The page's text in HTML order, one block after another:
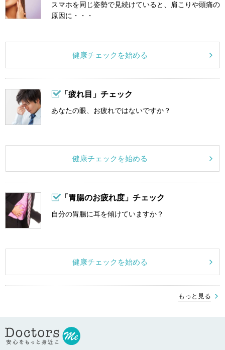
スマホを同じ姿勢で見続けていると、肩こりや頭痛の
原因に・・・
健康チェックを始める
「疲れ目」チェック
あなたの眼、お疲れではないですか？
健康チェックを始める
「胃腸のお疲れ度」チェック
自分の胃腸に耳を傾けていますか？
健康チェックを始める
もっと見る